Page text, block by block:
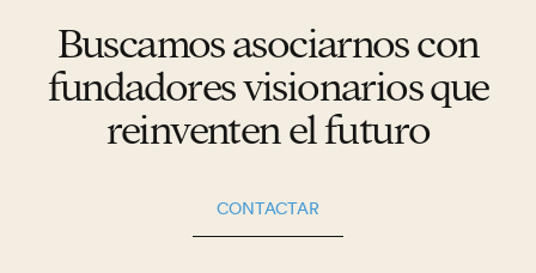
Buscamos asociarnos con
fundadores visionarios que
reinventen el futuro
CONTACTAR